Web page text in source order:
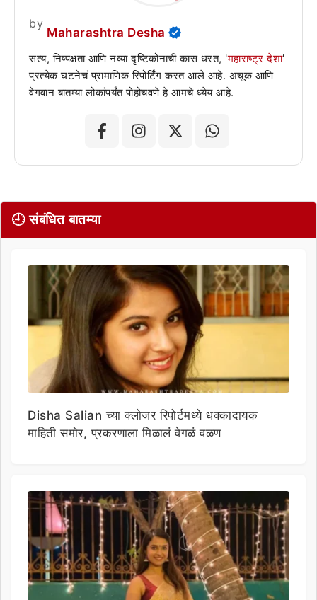
by
Maharashtra Desha
सत्य, निष्पक्षता आणि नव्या दृष्टिकोनाची कास धरत, 'महाराष्ट्र देशा'
प्रत्येक घटनेचं प्रामाणिक रिपोर्टिंग करत आले आहे. अचूक आणि
वेगवान बातम्या लोकांपर्यंत पोहोचवणे हे आमचे ध्येय आहे.
🕘 संबंधित बातम्या
Disha Salian च्या क्लोजर रिपोर्टमध्ये धक्कादायक
माहिती समोर, प्रकरणाला मिळालं वेगळं वळण